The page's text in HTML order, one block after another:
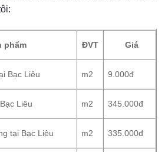
phẩm ĐVT Giá
Bạc Liêu m2 9.000đ
Liêu m2 345.000đ
tại Bạc Liêu m2 335.000đ